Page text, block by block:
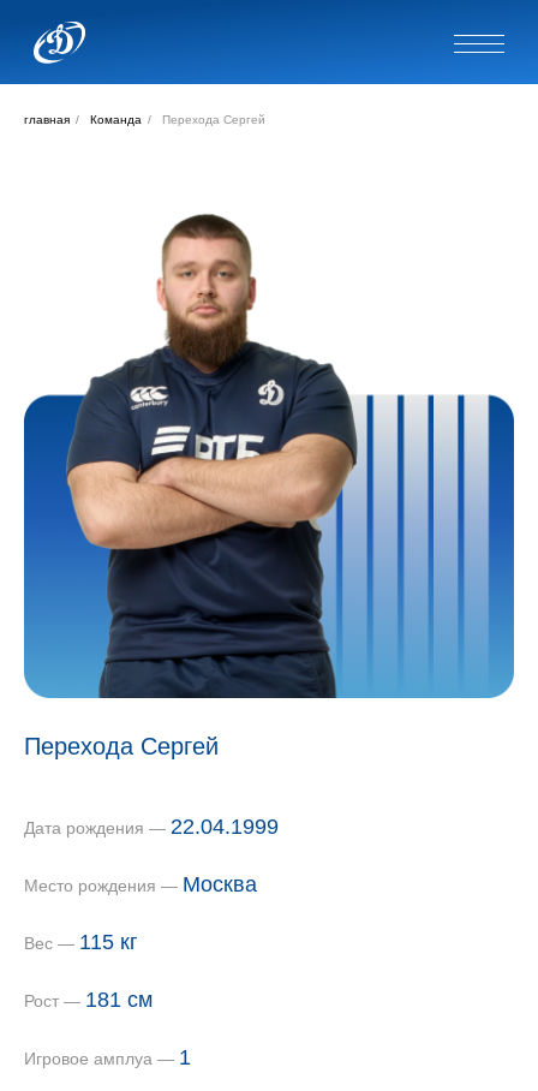
главная / Команда / Перехода Сергей
Перехода Сергей
Дата рождения — 22.04.1999
Место рождения — Москва
Вес — 115 кг
Рост — 181 см
Игровое амплуа — 1